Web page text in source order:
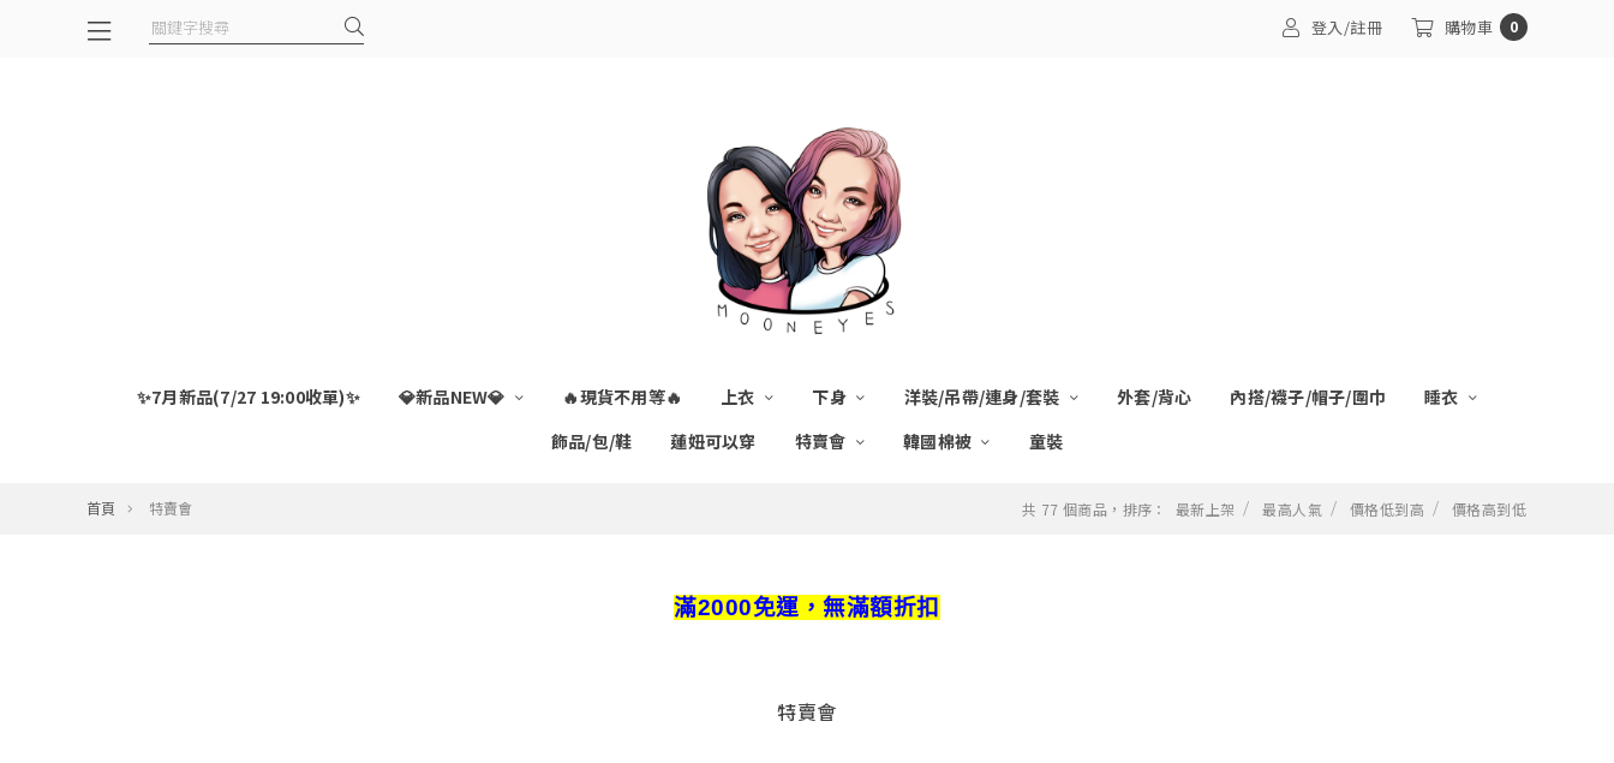
登入/註冊 購物車 0
✨7月新品(7/27 19:00收單)✨ 💎新品NEW💎 🔥現貨不用等🔥 上衣 下身 洋裝/吊帶/連身/套裝 外套/背心 內搭/襪子/帽子/圍巾
睡衣
飾品/包/鞋
蓮妞可以穿 特賣會 韓國棉被 童裝
首頁 特賣會 共 77 個商品，排序： 最新上架 最高人氣 價格低到高 價格高到低
滿2000免運，無滿額折扣
特賣會